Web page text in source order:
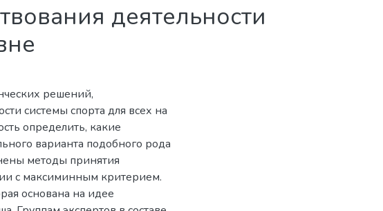
деятельности
решений,
системы спорта для всех на
определить, какие
варианта подобного рода
методы принятия
с максиминным критерием.
основана на идее